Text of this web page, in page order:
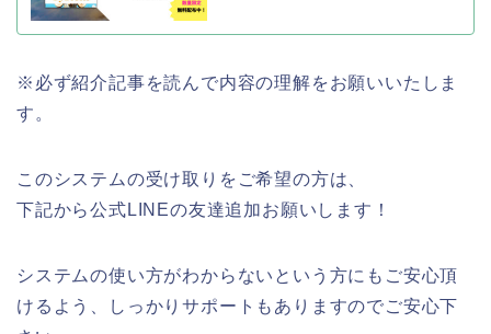
※必ず紹介記事を読んで内容の理解をお願いいたしま
す。
このシステムの受け取りをご希望の方は、
下記から公式LINEの友達追加お願いします！
システムの使い方がわからないという方にもご安心頂
けるよう、しっかりサポートもありますのでご安心下